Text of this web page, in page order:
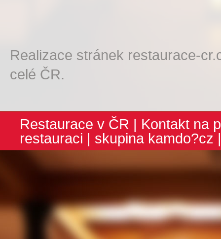
Realizace stránek restaurace-
celé ČR.
Restaurace v ČR | Kontakt na
restauraci | skupina kamdo?cz |